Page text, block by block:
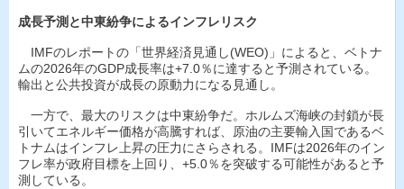
成長予測と中東紛争によるインフレリスク
IMFのレポートの「世界経済見通し(WEO)」によると、ベトナ
ムの2026年のGDP成長率は+7.0％に達すると予測されている。
輸出と公共投資が成長の原動力になる見通し。
一方で、最大のリスクは中東紛争だ。ホルムズ海峡の封鎖が長
引いてエネルギー価格が高騰すれば、原油の主要輸入国であるベ
トナムはインフレ上昇の圧力にさらされる。IMFは2026年のイン
フレ率が政府目標を上回り、+5.0％を突破する可能性があると予
測している。